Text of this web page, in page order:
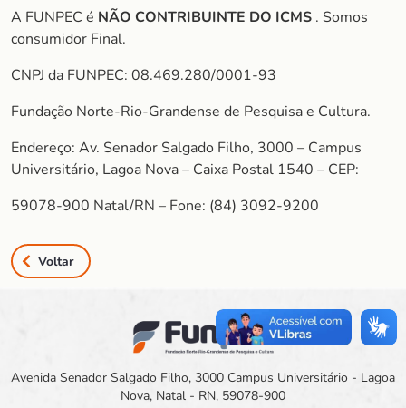
A FUNPEC é NÃO CONTRIBUINTE DO ICMS . Somos
consumidor Final.
CNPJ da FUNPEC: 08.469.280/0001-93
Fundação Norte-Rio-Grandense de Pesquisa e Cultura.
Endereço: Av. Senador Salgado Filho, 3000 – Campus
Universitário, Lagoa Nova – Caixa Postal 1540 – CEP:
59078-900 Natal/RN – Fone: (84) 3092-9200
Voltar
Avenida Senador Salgado Filho, 3000 Campus Universitário - Lagoa
Nova, Natal - RN, 59078-900